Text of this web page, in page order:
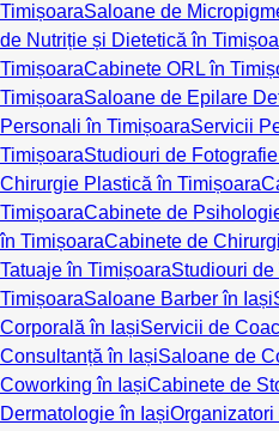
TimișoaraSaloane de
de Nutriție și Dietetică în
TimișoaraCabinete ORL în
TimișoaraSaloane de Epilare
Personali în TimișoaraServicii
TimișoaraStudiouri de
Chirurgie Plastică în Timișoara
TimișoaraCabinete de
în TimișoaraCabinete de
Tatuaje în TimișoaraStudiouri
TimișoaraSaloane Barber în Iași
Corporală în IașiServicii de
Consultanță în IașiSaloane de
Coworking în IașiCabinete de
Dermatologie în Iași